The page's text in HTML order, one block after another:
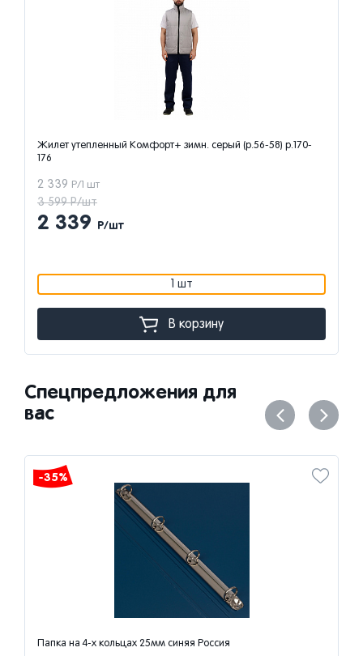
Жилет утепленный Комфорт+ зимн. серый (р.56-58) р.170-
176
2 339 Р/1 шт
3 599 Р/шт
2 339 Р/шт
1 шт
В корзину
Спецпредложения для
вас
-35%
Папка на 4-х кольцах 25мм синяя Россия